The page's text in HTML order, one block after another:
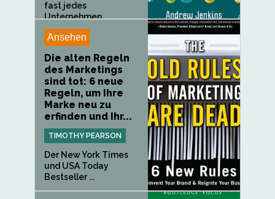
fast jedes
Unternehmen...
Ansehen
Die alten Regeln
des Marketings
sind tot: 6 neue
Regeln, um Ihre
Marke neu zu
erfinden und Ihr...
TIMOTHY PEARSON
Der New York Times
und USA Today
Bestseller ...